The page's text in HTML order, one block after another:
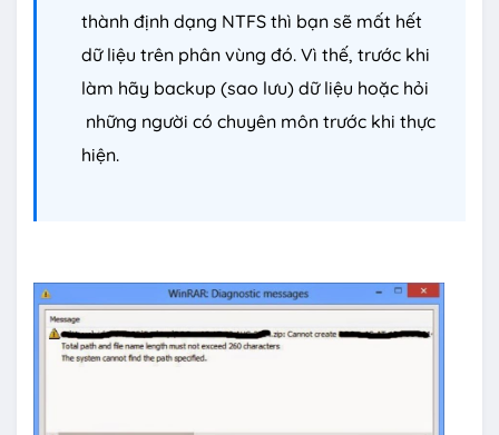
thành định dạng NTFS thì bạn sẽ mất hết
dữ liệu trên phân vùng đó. Vì thế, trước khi
làm hãy backup (sao lưu) dữ liệu hoặc hỏi
những người có chuyên môn trước khi thực
hiện.